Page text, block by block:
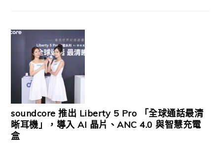
soundcore 推出 Liberty 5 Pro 「全球通話最清
晰耳機」，導入 AI 晶片、ANC 4.0 與智慧充電
盒